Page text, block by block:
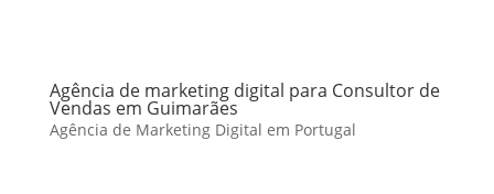
Agência de marketing digital para Consultor de
Vendas em Guimarães
Agência de Marketing Digital em Portugal